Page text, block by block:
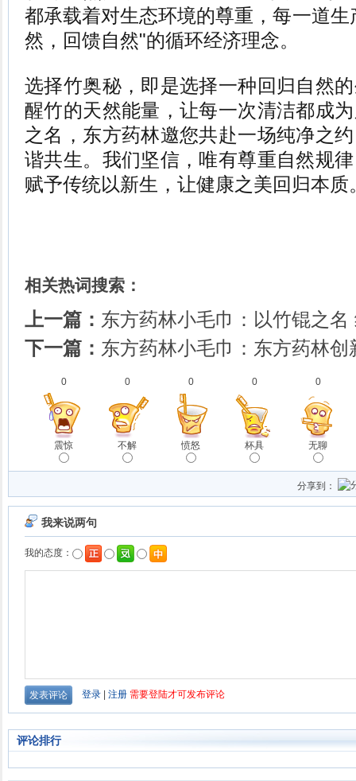
都承载着对生态环境的尊重，每一道
然，回馈自然"的循环经济理念。
选择竹奥秘，即是选择一种回归自然
醒竹的天然能量，让每一次清洁都成
之名，东方药林邀您共赴一场纯净之
谐共生。我们坚信，唯有尊重自然规
赋予传统以新生，让健康之美回归本质
相关热词搜索：
上一篇： 东方药林小毛巾：以竹锟之
下一篇： 东方药林小毛巾：东方药林
0
震惊
0
不解
0
愤怒
0
杯具
0
无聊
分享到：
评论排行